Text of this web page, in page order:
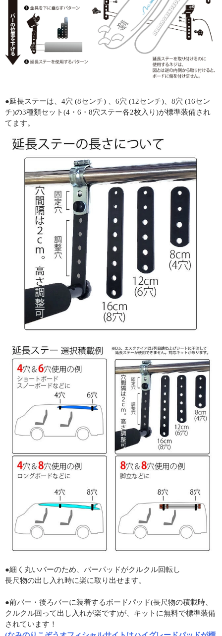
●延長ステーは、4穴 (8センチ) 、6穴 (12センチ)、8穴 (16セン
チ)の3種類セット(4・6・8穴ステー各2枚入り)が標準装備され
てます。
●細く丸いバーのため、バーパッドがクルクル回転し
長尺物の出し入れ時に楽に取り出せます。
●前バー・後ろバーに装着するボードパッド(長尺物の積載時、
クルクル回って出し入れが楽です)が、キットに無料で標準装備
されています！